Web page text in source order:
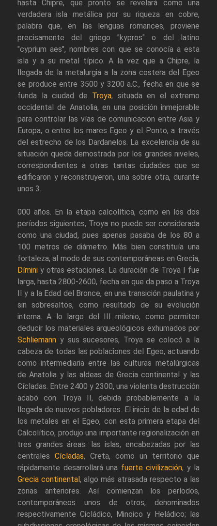
hasta Chipre, que pronto se revelará como una
verdadera isla metálica por su riqueza en cobre,
palabra que, en las lenguas romances, proviene
precisamente del griego "kypros" o del latino
"cyprium aes", nombres con que se conocía a esta
isla y a su metal típico. A la vez que a Chipre, la
llegada de la metalurgia a la zona costera del Egeo
se produce entre 3500 y 3200 a.C., fecha en que se
funda la ciudad de Troya, situada en el extremo
occidental de Anatolia, en una posición inmejorable
para controlar las vías de comunicación entre Asia y
Europa, o entre los mares Egeo y el Ponto, a través
del estrecho de los Dardanelos. La excelencia de su
situación queda demostrada por los grandes niveles,
correspondientes a otras tantas ciudades que se
edificaron y reconstruyeron, una sobre otra, durante
unos 3.
000 años. En la etapa calcolítica, como en los dos
períodos siguientes, Troya no puede ser considerada
como una ciudad, pues apenas pasaba de los 80 a
100 metros de diámetro. Más bien constituía una
fortaleza, al modo de sus contemporáneas en Grecia,
Dímini y otras estaciones. La duración de Troya I fue
larga, hasta 2800-2600, fecha en que da paso a Troya
II y a la Edad del Bronce, en una transición paulatina y
sin sobresaltos, como resultado de su evolución
interna. A lo largo del III milenio, como permiten
deducir los materiales arqueológicos exhumados por
Schliemann y sus sucesores, Troya se colocó a la
cabeza de todas las poblaciones del Egeo, actuando
como intermediaria entre las culturas metalúrgicas
de Anatolia y las aldeas de Grecia continental y las
Cícladas. Entre 2400 y 2300, una violenta destrucción
acabó con Troya II, debida probablemente a la
llegada de nuevos pobladores. El inicio de la edad de
los metales en el Egeo, con esta primera etapa del
Calcolítico, produjo una importante regionalización en
tres grandes áreas: las islas, encabezadas por las
centrales Cícladas, Creta, como un territorio que
rápidamente desarrollará una fuerte civilización, y la
Grecia continental, algo más atrasada respecto a las
zonas anteriores. Así comienzan los períodos,
contemporáneos unos de otros, denominados
respectivamente Cicládico, Minoico y Heládico; las